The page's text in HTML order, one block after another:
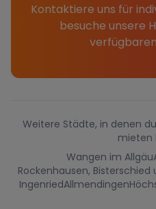
Kontaktiere uns für
besuche unsere
Weitere Städte, in denen
mieten
Wangen im Allgäu
Rockenhausen, Bisterschied
IngenriedAllmendingen